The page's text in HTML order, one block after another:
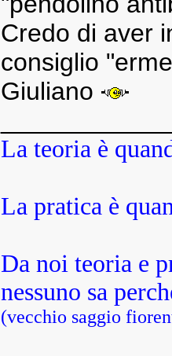
Credo di aver
consiglio
Giuliano
La teoria è
La pratica è
Da noi teoria e
nessuno sa
(vecchio saggio